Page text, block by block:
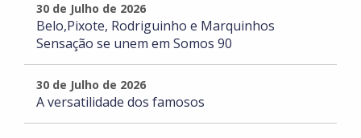
30 de Julho de 2026
Belo,Pixote, Rodriguinho e Marquinhos
Sensação se unem em Somos 90
30 de Julho de 2026
A versatilidade dos famosos